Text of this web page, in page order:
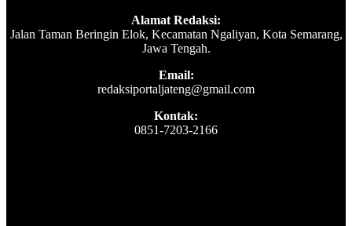
Alamat Redaksi:
Jalan Taman Beringin Elok, Kecamatan Ngaliyan, Kota Semarang,
Jawa Tengah.
Email:
redaksiportaljateng@gmail.com
Kontak:
0851-7203-2166